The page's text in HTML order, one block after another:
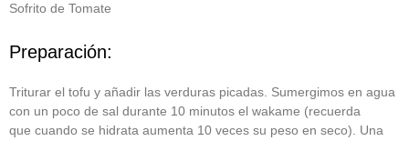
Sofrito de Tomate
Preparación:
Triturar el tofu y añadir las verduras picadas. Sumergimos en agua
con un poco de sal durante 10 minutos el wakame (recuerda
que cuando se hidrata aumenta 10 veces su peso en seco). Una